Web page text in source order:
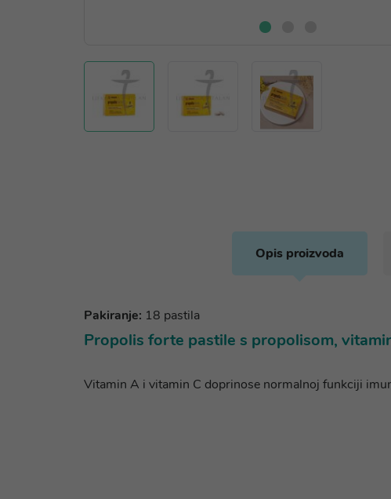
Opis proizvoda
Pakiranje: 18 pastila
Propolis forte pastile s propolisom,
Vitamin A i vitamin C doprinose normalnoj funkciji